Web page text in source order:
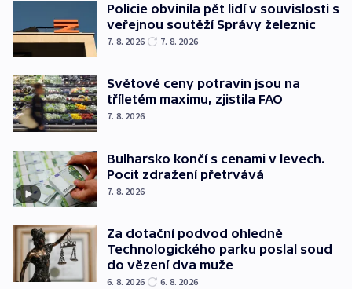
Policie obvinila pět lidí v souvislosti s
veřejnou soutěží Správy železnic
7. 8. 2026 7. 8. 2026
Světové ceny potravin jsou na
tříletém maximu, zjistila FAO
7. 8. 2026
Bulharsko končí s cenami v levech.
Pocit zdražení přetrvává
7. 8. 2026
Za dotační podvod ohledně
Technologického parku poslal soud
do vězení dva muže
6. 8. 2026 6. 8. 2026